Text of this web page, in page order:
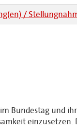
/
Bundestag und
einzusetzen.